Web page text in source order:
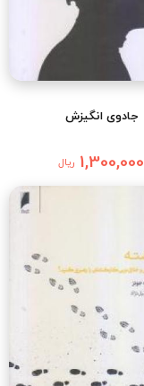
جادوی انگیزش
1,300,000 ریال